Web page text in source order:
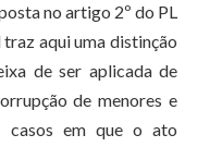
no artigo 2º do PL
aqui uma distinção
de ser aplicada de
de menores e
casos em que o ato